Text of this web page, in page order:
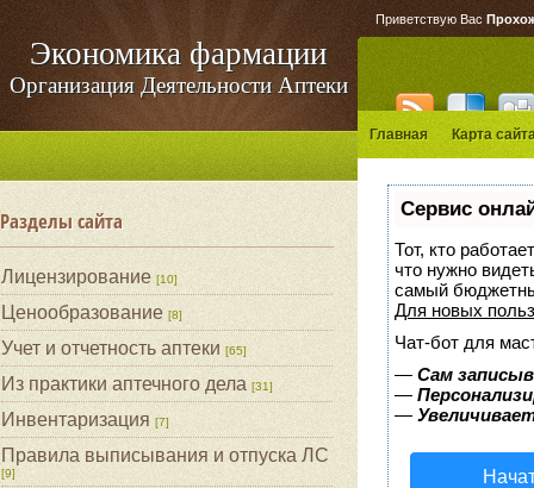
Экономика фармации
Организация Деятельности Аптеки
Разделы сайта
Лицензирование [10]
Ценообразование [8]
Учет и отчетность аптеки [65]
Из практики аптечного дела [31]
Инвентаризация [7]
Правила выписывания и отпуска ЛС
[9]
Приветствую Вас
Главная Карта
Сервис
Тот, кто
что нужно
самый
Для новых
Чат-бот для
— Сам
—
—